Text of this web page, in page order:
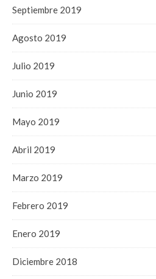
Septiembre 2019
Agosto 2019
Julio 2019
Junio 2019
Mayo 2019
Abril 2019
Marzo 2019
Febrero 2019
Enero 2019
Diciembre 2018